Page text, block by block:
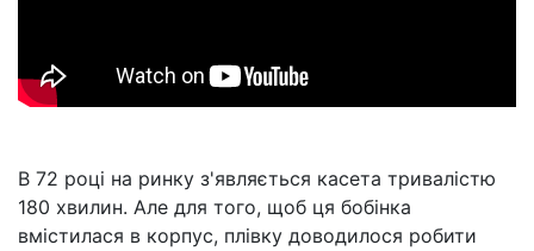
В 72 році на ринку з'являється касета тривалістю
180 хвилин. Але для того, щоб ця бобінка
вмістилася в корпус, плівку доводилося робити